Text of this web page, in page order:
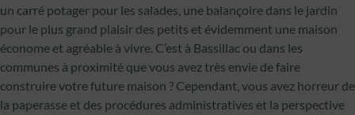
un carré potager pour les salades, une balançoire dans le jardin
pour le plus grand plaisir des petits et évidemment une maison
économe et agréable à vivre. C’est à Bassillac ou dans les
communes à proximité que vous avez très envie de faire
construire votre future maison ? Cependant, vous avez horreur de
la paperasse et des procédures administratives et la perspective